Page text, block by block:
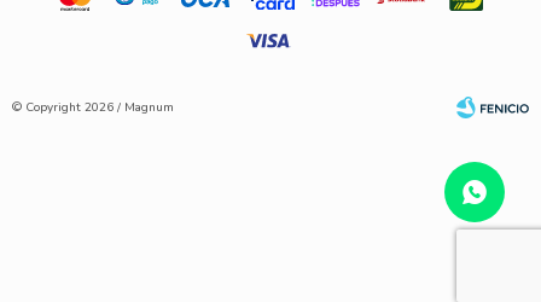
© Copyright 2026 / Magnum